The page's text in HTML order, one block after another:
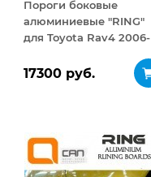
Пороги боковые
алюминиевые "RING"
для Toyota Rav4 2006-
17300 руб.